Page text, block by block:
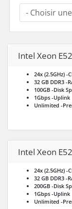
Intel Xeon
24x (2.5GHz) -
32 GB DDR3 -
100GB -Disk
1Gbps -Uplink
Unlimited -
Intel Xeon
24x (2.5GHz) -
32 GB DDR3 -
200GB -Disk
1Gbps -Uplink
Unlimited -